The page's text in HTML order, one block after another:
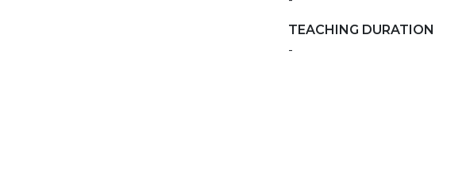
TEACHING DURATION
-